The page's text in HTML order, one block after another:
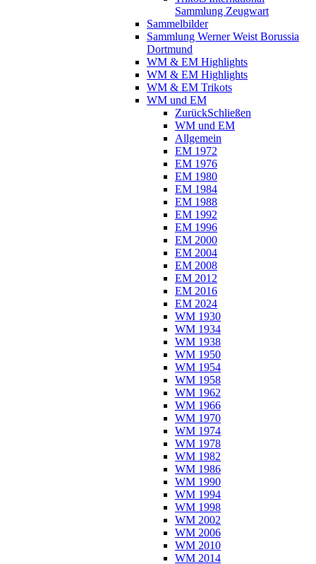
Sammlung Zeugwart
Sammelbilder
Sammlung Werner Weist Borussia
Dortmund
WM & EM Highlights
WM & EM Highlights
WM & EM Trikots
WM und EM
ZurückSchließen
WM und EM
Allgemein
EM 1972
EM 1976
EM 1980
EM 1984
EM 1988
EM 1992
EM 1996
EM 2000
EM 2004
EM 2008
EM 2012
EM 2016
EM 2024
WM 1930
WM 1934
WM 1938
WM 1950
WM 1954
WM 1958
WM 1962
WM 1966
WM 1970
WM 1974
WM 1978
WM 1982
WM 1986
WM 1990
WM 1994
WM 1998
WM 2002
WM 2006
WM 2010
WM 2014